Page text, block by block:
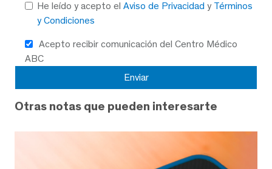
He leído y acepto el Aviso de Privacidad y Términos
y Condiciones
Acepto recibir comunicación del Centro Médico
ABC
Otras notas que pueden interesarte